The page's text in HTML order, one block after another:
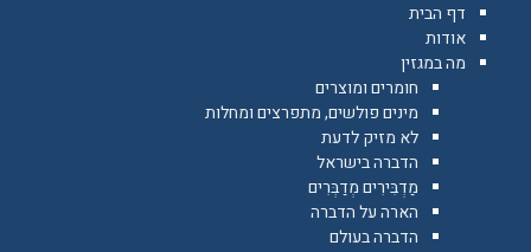
דף הבית
אודות
מה במגזין
חומרים ומוצרים
מינים פולשים, מתפרצים ומחלות
לא מזיק לדעת
הדברה בישראל
מַדְבִּירִים מְדַבְּרִים
הארה על הדברה
הדברה בעולם